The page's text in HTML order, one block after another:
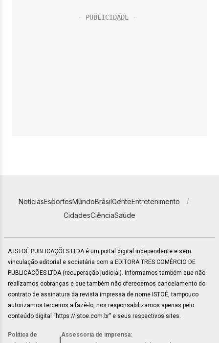
NotíciasEsportesMundoBrasilGenteEntretenimento
CidadesCiênciaSaúde
A ISTOÉ PUBLICAÇÕES LTDA é um portal digital independente e sem
vinculação editorial e societária com a EDITORA TRES COMÉRCIO DE
PUBLICACÕES LTDA (recuperação judicial). Informamos também que não
realizamos cobranças e que também não oferecemos cancelamento do
contrato de assinatura da revista impressa de nome ISTOÉ, tampouco
autorizamos terceiros a fazê-lo, nos responsabilizamos apenas pelo
conteúdo digital “https://istoe.com.br” e seus respectivos sites.
Política de
Assessoria de imprensa: